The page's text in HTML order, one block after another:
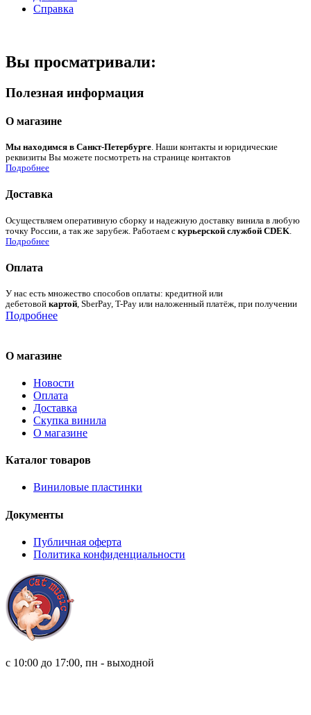
Справка
Вы просматривали:
Полезная информация
О магазине
Мы находимся в Санкт-Петербурге. Наши контакты и юридические
реквизиты Вы можете посмотреть на странице контактов
Подробнее
Доставка
Осуществляем оперативную сборку и надежную доставку винила в любую
точку России, а так же зарубеж. Работаем с курьерской службой CDEK
Подробнее
Оплата
У нас есть множество способов оплаты: кредитной или
дебетовой картой, SberPay, T-Pay или наложенный платёж, при получении
Подробнее
О магазине
Новости
Оплата
Доставка
Скупка винила
О магазине
Каталог товаров
Виниловые пластинки
Документы
Публичная оферта
Политика конфиденциальности
с 10:00 до 17:00, пн - выходной